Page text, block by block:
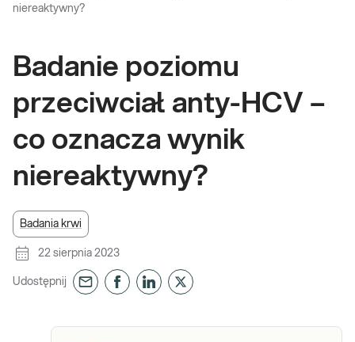
niereaktywny?
Badanie poziomu
przeciwciał anty-HCV –
co oznacza wynik
niereaktywny?
Badania krwi
22 sierpnia 2023
Udostępnij